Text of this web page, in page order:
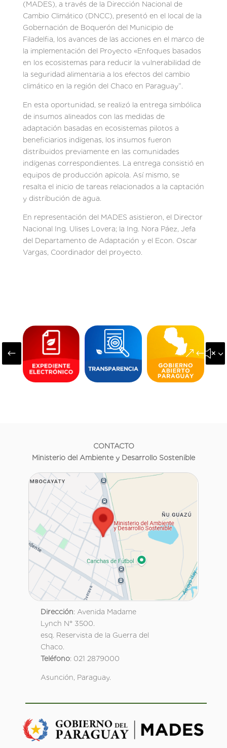
(MADES), a través de la Dirección Nacional de
Cambio Climático (DNCC), presentó en el local de la
Gobernación de Boquerón del Municipio de
Filadelfia, los avances de las acciones en el marco de
la implementación del Proyecto «Enfoques basados
en los ecosistemas para reducir la vulnerabilidad de
la seguridad alimentaria a los efectos del cambio
climático en la región del Chaco en Paraguay”.
En esta oportunidad, se realizó la entrega simbólica
de insumos alineados con las medidas de
adaptación basadas en ecosistemas pilotos a
beneficiarios indígenas, los insumos fueron
distribuidos previamente en las comunidades
indígenas correspondientes. La entrega consistió en
equipos de producción apícola. Así mismo, se
resalta el inicio de tareas relacionados a la captación
y distribución de agua.
En representación del MADES asistieron, el Director
Nacional Ing. Ulises Lovera; la Ing. Nora Páez, Jefa
del Departamento de Adaptación y el Econ. Oscar
Vargas, Coordinador del proyecto.
#
CONTACTO
Ministerio del Ambiente y Desarrollo Sostenible
Dirección: Avenida Madame
Lynch N° 3500.
esq. Reservista de la Guerra del
Chaco.
Teléfono: 021 2879000
Asunción, Paraguay.